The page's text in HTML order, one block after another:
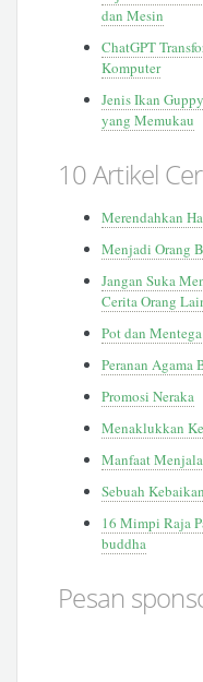
dan Mesin
ChatGPT
Komputer
Jenis Ikan
yang Memukau
10 Artikel
Merendahkan
Menjadi Orang
Jangan Suka
Cerita Orang
Pot dan Mentega
Peranan Agama
Promosi Neraka
Menaklukkan
Manfaat
Sebuah
16 Mimpi Raja
buddha
Pesan